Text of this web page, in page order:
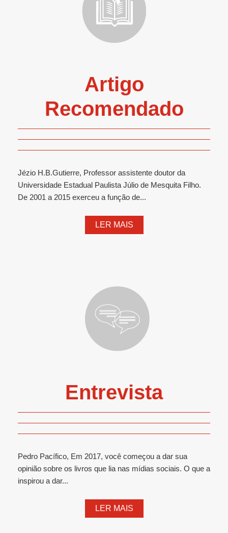
Artigo
Recomendado
Jézio H.B.Gutierre, Professor assistente doutor da
Universidade Estadual Paulista Júlio de Mesquita Filho.
De 2001 a 2015 exerceu a função de...
LER MAIS
Entrevista
Pedro Pacífico, Em 2017, você começou a dar sua
opinião sobre os livros que lia nas mídias sociais. O que a
inspirou a dar...
LER MAIS